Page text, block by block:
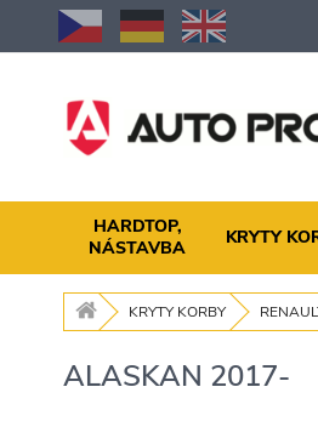
Přejít
na
obsah
HARDTOP,
NÁSTAVBA
KRYTY
KRYTY KORBY
ALASKAN 2017-